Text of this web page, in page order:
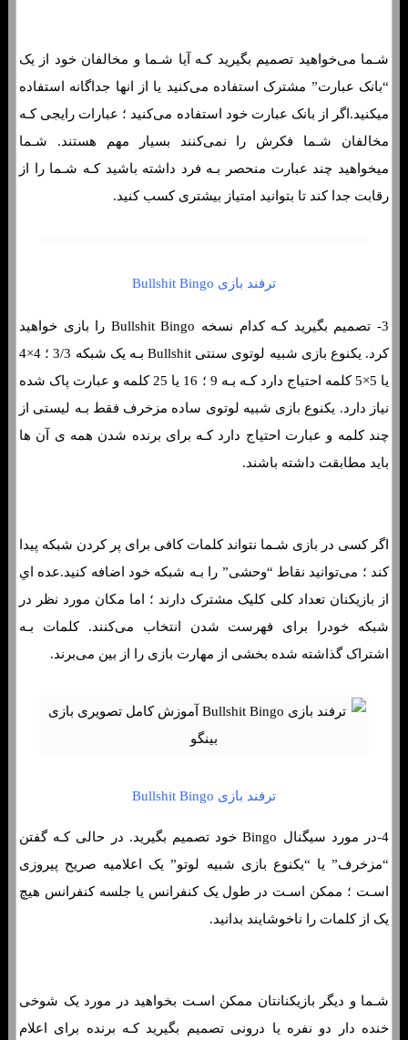
شـما می‌خواهید تصمیم بگیرید کـه آیا شـما و مخالفان خود از یک
“بانک عبارت” مشترک استفاده می‌کنید یا از انها جداگانه استفاده
میکنید.اگر از بانک عبارت خود استفاده می‌کنید ؛ عبارات رایجی کـه
مخالفان شـما فکرش را نمی‌کنند بسیار مهم هستند. شـما
میخواهید چند عبارت منحصر بـه فرد داشته باشید کـه شـما را از
رقابت جدا کند تا بتوانید امتیاز بیشتری کسب کنید.
ترفند بازی Bullshit Bingo
3- تصمیم بگیرید کـه کدام نسخه Bullshit Bingo را بازی خواهید
کرد. یکنوع بازی شبیه لوتوی سنتی Bullshit بـه یک شبکه 3/3 ؛ 4×4
یا 5×5 کلمه احتیاج دارد کـه بـه 9 ؛ 16 یا 25 کلمه و عبارت پاک شده
نیاز دارد. یکنوع بازی شبیه لوتوی ساده مزخرف فقط بـه لیستی از
چند کلمه و عبارت احتیاج دارد کـه برای برنده شدن همه ی آن ها
باید مطابقت داشته باشند.
اگر کسی در بازی شـما نتواند کلمات کافی برای پر کردن شبکه پیدا
کند ؛ می‌توانید نقاط “وحشی” را بـه شبکه خود اضافه کنید.عده اي
از بازیکنان تعداد کلی کلیک مشترک دارند ؛ اما مکان مورد نظر در
شبکه خودرا برای فهرست شدن انتخاب می‌کنند. کلمات بـه
اشتراک گذاشته شده بخشی از مهارت بازی را از بین می‌برند.
ترفند بازی Bullshit Bingo
4-در مورد سیگنال Bingo خود تصمیم بگیرید. در حالی کـه گفتن
“مزخرف” یا “یکنوع بازی شبیه لوتو” یک اعلامیه صریح پیروزی
اسـت ؛ ممکن اسـت در طول یک کنفرانس یا جلسه کنفرانس هیچ
یک از کلمات را ناخوشایند بدانید.
شـما و دیگر بازیکنانتان ممکن اسـت بخواهید در مورد یک شوخی
خنده دار دو نفره یا درونی تصمیم بگیرید کـه برنده برای اعلام